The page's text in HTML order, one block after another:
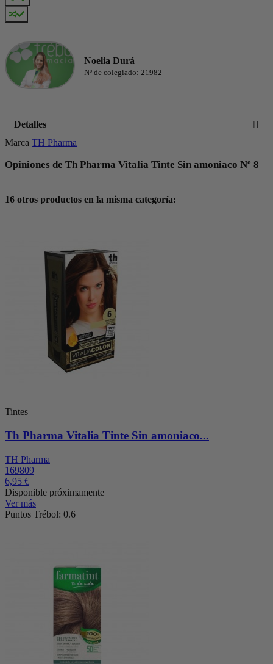
Noelia Durá
Nº de colegiado: 21982
Detalles
Marca TH Pharma
Opiniones de Th Pharma Vitalia Tinte Sin amoniaco Nº 8
16 otros productos en la misma categoría:
Tintes
Th Pharma Vitalia Tinte Sin amoniaco...
TH Pharma
169809
6,95 €
Disponible próximamente
Ver más
Puntos Trébol: 0.6